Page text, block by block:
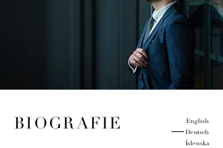
BIOGRAFIE
English
Deutsch
Íslenska